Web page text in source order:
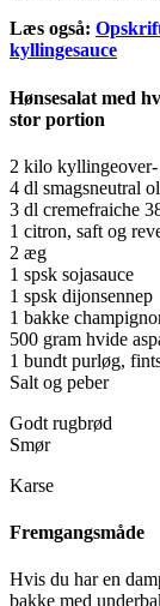
Læs også:
kyllingesauce
Hønsesalat med
stor portion
2 kilo
4 dl smagsneutral
3 dl cremefraiche
1 citron, saft og
2 æg
1 spsk sojasauce
1 spsk dijonsennep
1 bakke
500 gram hvide
1 bundt purløg,
Salt og peber
Godt rugbrød
Smør
Karse
Fremgangsmåde
Hvis du har en
bakke med